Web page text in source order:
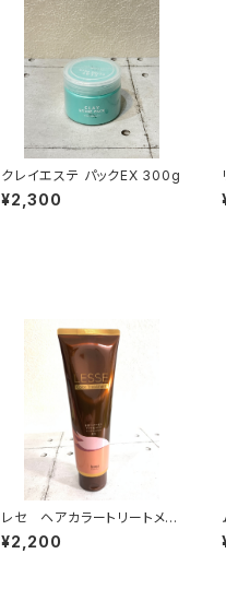
クレイエステ パックEX 300g
¥2,300
レセ ヘアカラートリートメン
ト 【ダークブラウン】
¥2,200